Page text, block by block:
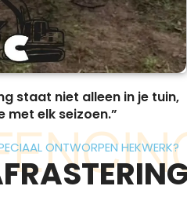
staat niet alleen in je tuin,
met elk seizoen.”
ONTWORPEN HEKWERK?